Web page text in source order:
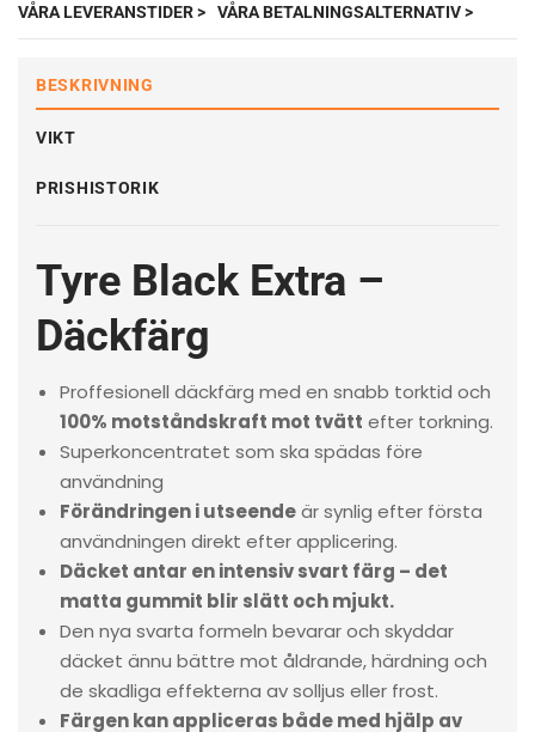
VÅRA LEVERANSTIDER > VÅRA BETALNINGSALTERNATIV >
BESKRIVNING
VIKT
PRISHISTORIK
Tyre Black Extra –
Däckfärg
Proffesionell däckfärg med en snabb torktid och
100% motståndskraft mot tvätt efter torkning.
Superkoncentratet som ska spädas före
användning
Förändringen i utseendeär synlig efter första
användningen direkt efter applicering.
Däcket antar en intensiv svart färg – det
matta gummit blir slätt och mjukt.
Den nya svarta formeln bevarar och skyddar
däcket ännu bättre mot åldrande, härdning och
de skadliga effekterna av solljus eller frost.
Färgen kan appliceras både med hjälp av